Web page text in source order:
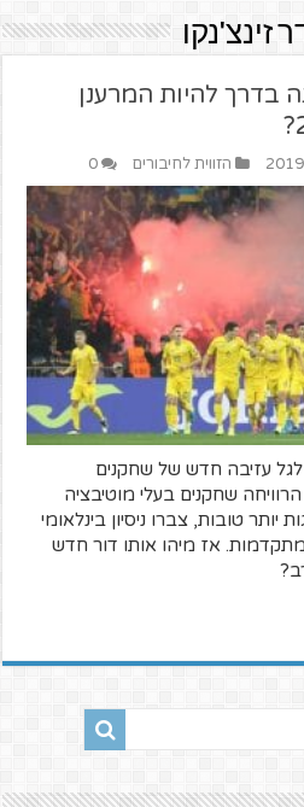
זינצ'נקו
בדרך להיות המרענן
הזווית לחיבורים 0
עזיבה חדש של שחקנים
שחקנים בעלי מוטיבציה
טובות, צברו ניסיון בינלאומי
אז מיהו אותו דור חדש